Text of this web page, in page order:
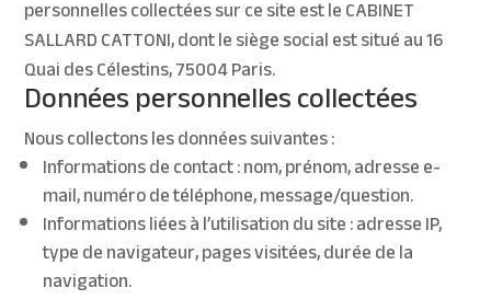
personnelles collectées sur ce site est le CABINET
SALLARD CATTONI, dont le siège social est situé au 16
Quai des Célestins, 75004 Paris.
Données personnelles collectées
Nous collectons les données suivantes :
Informations de contact : nom, prénom, adresse e-
mail, numéro de téléphone, message/question.
Informations liées à l’utilisation du site : adresse IP,
type de navigateur, pages visitées, durée de la
navigation.